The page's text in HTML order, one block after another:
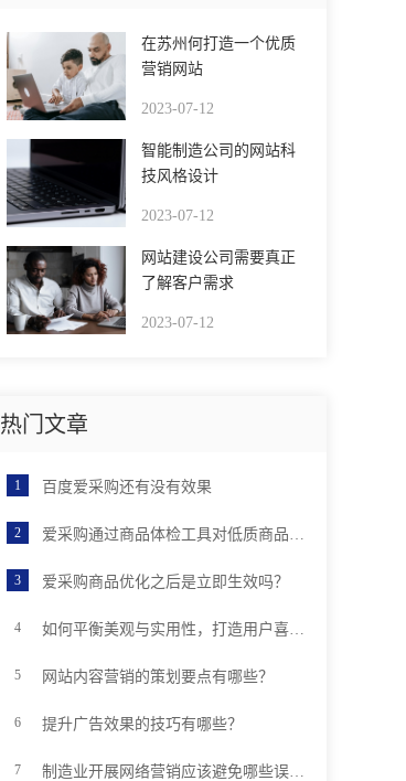
在苏州何打造一个优质
营销网站
2023-07-12
智能制造公司的网站科
技风格设计
2023-07-12
网站建设公司需要真正
了解客户需求
2023-07-12
热门文章
百度爱采购还有没有效果
爱采购通过商品体检工具对低质商品进行优化后，店铺分会有提升吗？
爱采购商品优化之后是立即生效吗？
如何平衡美观与实用性，打造用户喜欢的优质网站
网站内容营销的策划要点有哪些？
提升广告效果的技巧有哪些？
制造业开展网络营销应该避免哪些误区？